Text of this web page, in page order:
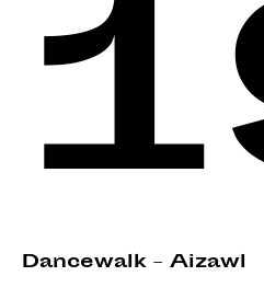
Dancewalk – Aizawl